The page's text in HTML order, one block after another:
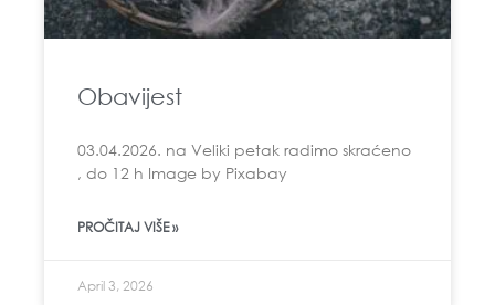
Obavijest
03.04.2026. na Veliki petak radimo skraćeno
, do 12 h Image by Pixabay
PROČITAJ VIŠE »
April 3, 2026